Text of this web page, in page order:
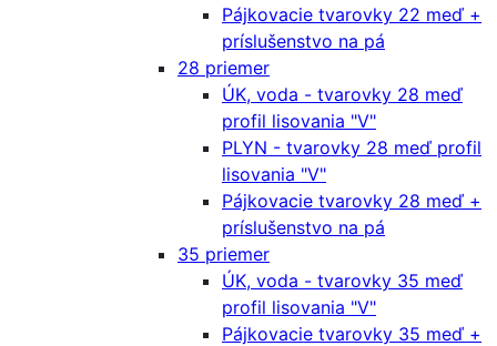
Pájkovacie tvarovky 22 meď +
príslušenstvo na pá
28 priemer
ÚK, voda - tvarovky 28 meď
profil lisovania "V"
PLYN - tvarovky 28 meď profil
lisovania "V"
Pájkovacie tvarovky 28 meď +
príslušenstvo na pá
35 priemer
ÚK, voda - tvarovky 35 meď
profil lisovania "V"
Pájkovacie tvarovky 35 meď +